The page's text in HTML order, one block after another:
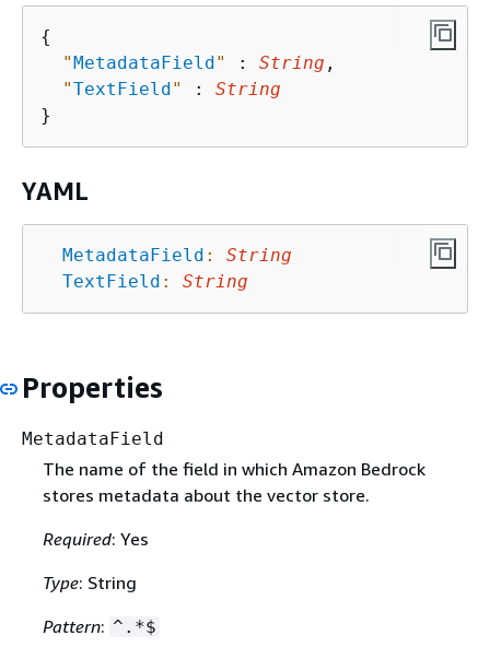
{
"MetadataField" : String ,
"TextField" : String
YAML
MetadataField :
String
TextField : String
Properties
MetadataField
The name of the field in which Amazon Bedrock
stores metadata about the vector store.
Required: Yes
Type: String
Pattern: ^.*$